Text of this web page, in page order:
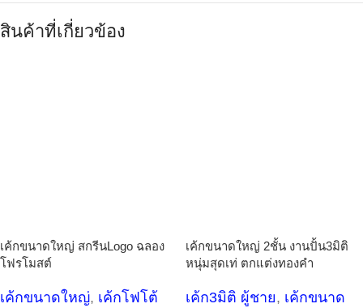
สินค้าที่เกี่ยวข้อง
เค้กขนาดใหญ่ สกรีนLogo ฉลอง
โฟรโมสต์
เค้กขนาดใหญ่, เค้กโฟโต้
เค้กขนาดใหญ่ 2ชั้น งานปั้น3มิติ
หนุ่มสุดเท่ ตกแต่งทองคำ
เค้ก3มิติ ผู้ชาย, เค้กขนาด